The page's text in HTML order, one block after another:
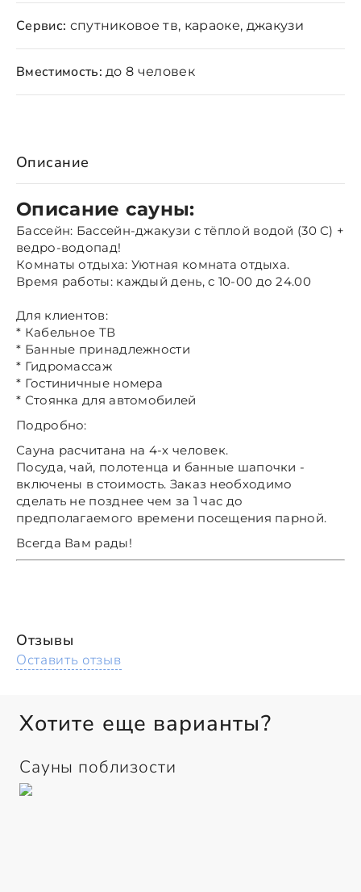
Описание
Описание сауны:
Бассейн: Бассейн-джакузи с тёплой водой (30 С) +
ведро-водопад!
Комнаты отдыха: Уютная комната отдыха.
Время работы: каждый день, c 10-00 до 24.00
Для клиентов:
* Кабельное ТВ
* Банные принадлежности
* Гидромассаж
* Гостиничные номера
* Стоянка для автомобилей
Подробно:
Сауна расчитана на 4-х человек.
Посуда, чай, полотенца и банные шапочки -
включены в стоимость. Заказ необходимо
сделать не позднее чем за 1 час до
предполагаемого времени посещения парной.
Всегда Вам рады!
Сервис: спутниковое тв, караоке, джакузи
Вместимость: до 8 человек
Отзывы
Оставить отзыв
Хотите еще варианты?
Сауны поблизости